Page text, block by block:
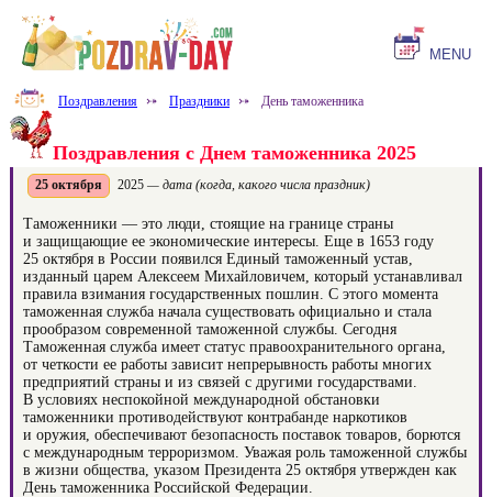
MENU
Поздравления ⤐ Праздники ⤐ День таможенника
Поздравления с Днем таможенника 2025
25 октября 2025 — дата (когда, какого числа праздник)
Таможенники — это люди, стоящие на границе страны
и защищающие ее экономические интересы. Еще в 1653 году
25 октября в России появился Единый таможенный устав,
изданный царем Алексеем Михайловичем, который устанавливал
правила взимания государственных пошлин. С этого момента
таможенная служба начала существовать официально и стала
прообразом современной таможенной службы. Сегодня
Таможенная служба имеет статус правоохранительного органа,
от четкости ее работы зависит непрерывность работы многих
предприятий страны и из связей с другими государствами.
В условиях неспокойной международной обстановки
таможенники противодействуют контрабанде наркотиков
и оружия, обеспечивают безопасность поставок товаров, борются
с международным терроризмом. Уважая роль таможенной службы
в жизни общества, указом Президента 25 октября утвержден как
День таможенника Российской Федерации.